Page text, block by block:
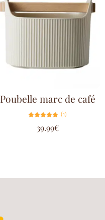
Poubelle marc de café
5.00
sur 5
(1)
39.99€